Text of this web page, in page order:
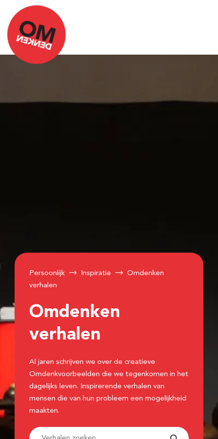
Persoonlijk Inspiratie
Omdenken
verhalen
Omdenken
verhalen
Al jaren schrijven we over de creatieve
Omdenkvoorbeelden die we tegenkomen in het
dagelijks leven. Inspirerende verhalen van
mensen die van hun probleem een mogelijkheid
maakten.